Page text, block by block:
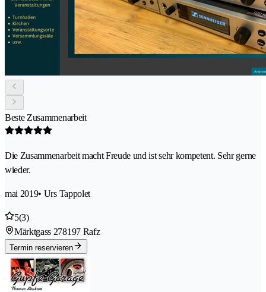
Beste Zusammenarbeit
Die Zusammenarbeit macht Freude und ist sehr kompetent. Sehr gerne
wieder.
mai 2019• Urs Tappolet
5(3)
Märktgass 278197 Rafz
Termin reservieren